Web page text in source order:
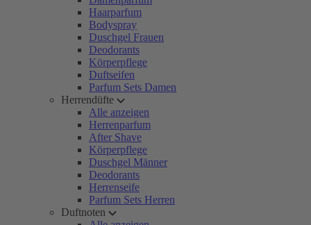
Haarparfum
Bodyspray
Duschgel Frauen
Deodorants
Körperpflege
Duftseifen
Parfum Sets Damen
Herrendüfte
Alle anzeigen
Herrenparfum
After Shave
Körperpflege
Duschgel Männer
Deodorants
Herrenseife
Parfum Sets Herren
Duftnoten